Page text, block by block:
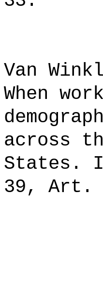
Van
When
across
States.
39, Art.